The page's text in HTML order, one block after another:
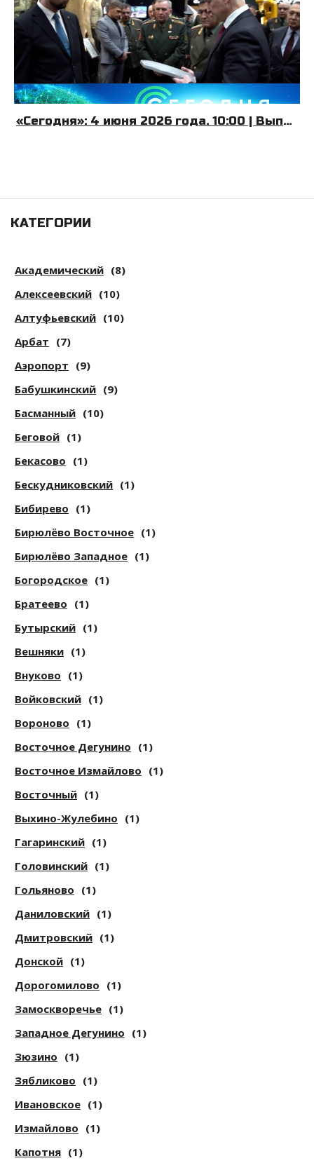
«Сегодня»: 4 июня 2026 года. 10:00 | Выпуск новостей | Новости НТВ
КАТЕГОРИИ
Академический (8)
Алексеевский (10)
Алтуфьевский (10)
Арбат (7)
Аэропорт (9)
Бабушкинский (9)
Басманный (10)
Беговой (1)
Бекасово (1)
Бескудниковский (1)
Бибирево (1)
Бирюлёво Восточное (1)
Бирюлёво Западное (1)
Богородское (1)
Братеево (1)
Бутырский (1)
Вешняки (1)
Внуково (1)
Войковский (1)
Вороново (1)
Восточное Дегунино (1)
Восточное Измайлово (1)
Восточный (1)
Выхино-Жулебино (1)
Гагаринский (1)
Головинский (1)
Гольяново (1)
Даниловский (1)
Дмитровский (1)
Донской (1)
Дорогомилово (1)
Замоскворечье (1)
Западное Дегунино (1)
Зюзино (1)
Зябликово (1)
Ивановское (1)
Измайлово (1)
Капотня (1)